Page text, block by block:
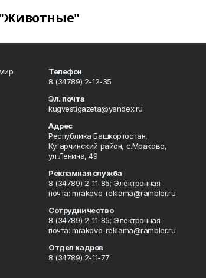
Телефон
8 (34789) 2-12-35
Эл. почта
kugvestigazeta@yandex.ru
Адрес
Республика Башкортостан,
Кугарчинский район, с.Мраково,
ул.Ленина, 49
Рекламная служба
8 (34789) 2-11-85; Электронная
почта: mrakovo-reklama@rambler.ru
Сотрудничество
8 (34789) 2-11-85; Электронная
почта: mrakovo-reklama@rambler.ru
Отдел кадров
8 (34789) 2-11-77